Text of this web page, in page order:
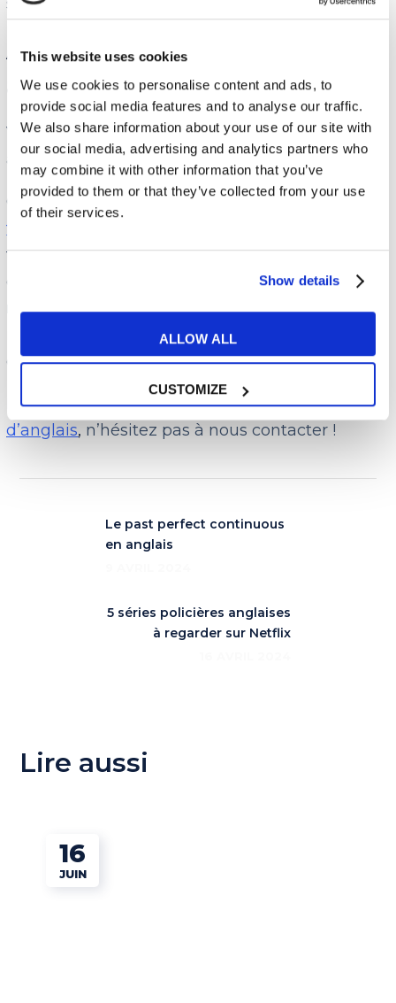
This website uses cookies
We use cookies to personalise content and ads, to
provide social media features and to analyse our traffic.
We also share information about your use of our site with
our social media, advertising and analytics partners who
may combine it with other information that you’ve
provided to them or that they’ve collected from your use
of their services.
Show details
ALLOW ALL
CUSTOMIZE
Améliorez votre anglais
avec My English School !
Vous souhaitez continuer à améliorer votre
anglais ?
Chez My English School, nous proposons des
formations d’anglais
tous les niveaux et profils ! Apprenez l’anglais
de manière
formateurs
natifsou de niveau bilingue grâce à une
méthode innovante basée sur la pratique orale
de la langue.
Pour plus d’ informations sur noscours
d’anglais, n’hésitez pas à nous contacter !
Le past perfect continuous
en anglais
5 séries policières anglaises
à regarder sur Netflix
Lire aussi
16
JUIN